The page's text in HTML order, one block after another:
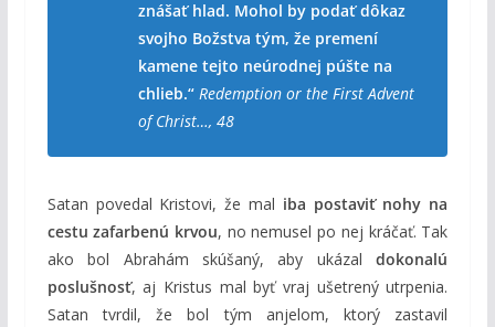
znášať hlad. Mohol by podať dôkaz
svojho Božstva tým, že premení
kamene tejto neúrodnej púšte na
chlieb.“ Redemption or the First Advent
of Christ…, 48
Satan povedal Kristovi, že mal iba postaviť nohy na
cestu zafarbenú krvou, no nemusel po nej kráčať. Tak
ako bol Abrahám skúšaný, aby ukázaldokonalú
poslušnosť, aj Kristus mal byť vraj ušetrený utrpenia.
Satan tvrdil, že bol tým anjelom, ktorý zastavil